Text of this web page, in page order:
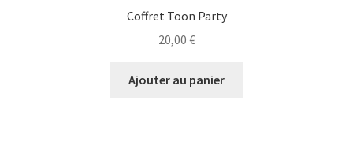
Coffret Toon Party
20,00 €
Ajouter au panier